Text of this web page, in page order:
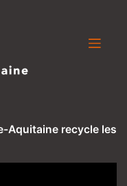
Aquitaine recycle les